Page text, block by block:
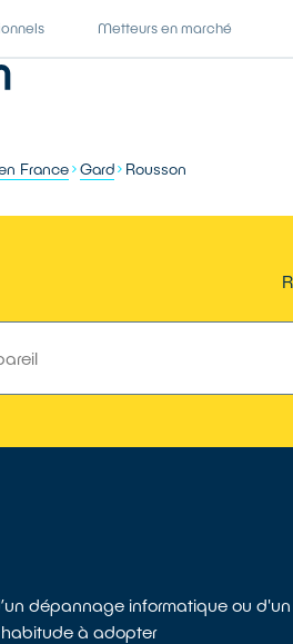
Metteurs en marché
France Gard Rousson
dépannage informatique ou
à adopter